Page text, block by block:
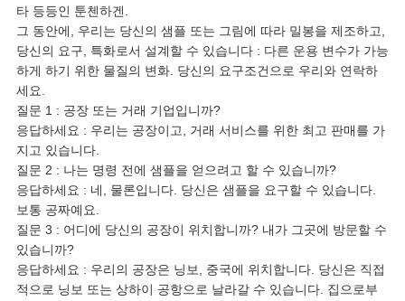
타 등등인 툰첸하겐.
그 동안에, 우리는 당신의 샘플 또는 그림에 따라 밀봉을 제조하고,
당신의 요구, 특화로서 설계할 수 있습니다 : 다른 운용 변수가 가능
하게 하기 위한 물질의 변화. 당신의 요구조건으로 우리와 연락하
세요.
질문 1 : 공장 또는 거래 기업입니까?
응답하세요 : 우리는 공장이고, 거래 서비스를 위한 최고 판매를 가
지고 있습니다.
질문 2 : 나는 명령 전에 샘플을 얻으려고 할 수 있습니까?
응답하세요 : 네, 물론입니다. 당신은 샘플을 요구할 수 있습니다.
보통 공짜예요.
질문 3 : 어디에 당신의 공장이 위치합니까? 내가 그곳에 방문할 수
있습니까?
응답하세요 : 우리의 공장은 닝보, 중국에 위치합니다. 당신은 직접
적으로 닝보 또는 상하이 공항으로 날라갈 수 있습니다. 집으로부